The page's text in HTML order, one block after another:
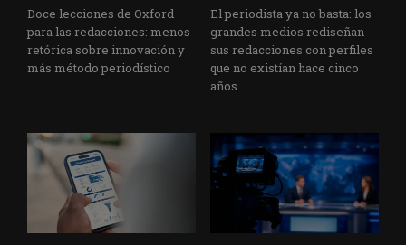
Doce lecciones de Oxford
para las redacciones: menos
retórica sobre innovación y
más método periodístico
El periodista ya no basta: los
grandes medios rediseñan
sus redacciones con perfiles
que no existían hace cinco
años